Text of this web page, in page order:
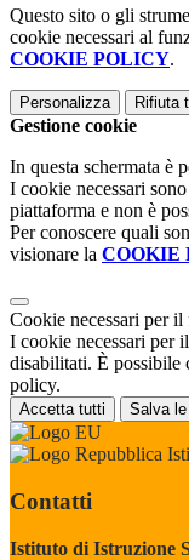
Questo sito o gli
cookie necessari al
COOKIE POLICY.
Personalizza Rifiuta
Gestione cookie
In questa schermata è
I cookie necessari
piattaforma e non è
Per conoscere quali
visionare la COOKIE
Cookie necessari per
I cookie necessari per
disabilitati. È possibile
policy.
Accetta tutti Salva
Contatti
Istituto di Istruzione